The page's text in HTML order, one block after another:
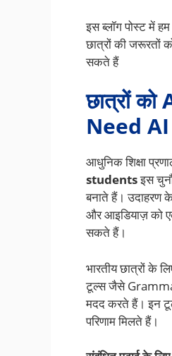
इस ब्लॉग पोस्ट में हम
छात्रों की जरूरतों
सकते हैं
छात्रों
Need
आधुनिक शिक्षा
studentsइस
बनाते हैं। उदाहरण
और आइडियाज़ को
सकते हैं।
भारतीय छात्रों के
टूल्स जैसे
मदद करते हैं। इन
परिणाम मिलते हैं।